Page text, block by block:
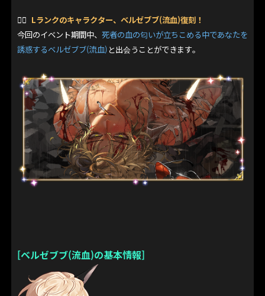
👉🏻 Lランクのキャラクター、ベルゼブブ(流血)復刻！
今回のイベント期間中、 死者の血の匂いが立ちこめる中であなたを
誘惑するベルゼブブ(流血) と出会うことができます。
[ベルゼブブ(流血)の基本情報]